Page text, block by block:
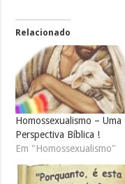
Relacionado
Homossexualismo – Uma
Perspectiva Bíblica !
Em "Homossexualismo"